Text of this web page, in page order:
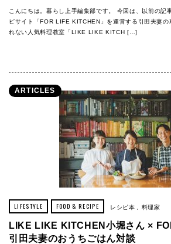
こんにちは。暮らし上手編集部です。 今回は、以前の記
ピサイト「FOR LIFE KITCHEN」を運営する引田夫妻
れない人気料理教室「LIKE LIKE KITCH […]
ARTICLES
LIFESTYLE FOOD & RECIPE レシピ本 料理家
LIKE LIKE KITCHEN小堀さん ×
引田夫妻のおうちごはん対談